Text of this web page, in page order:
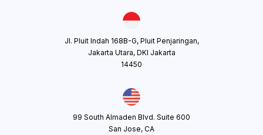
Jl. Pluit Indah 168B-G, Pluit Penjaringan,
Jakarta Utara, DKI Jakarta
14450
99 South Almaden Blvd. Suite 600
San Jose, CA